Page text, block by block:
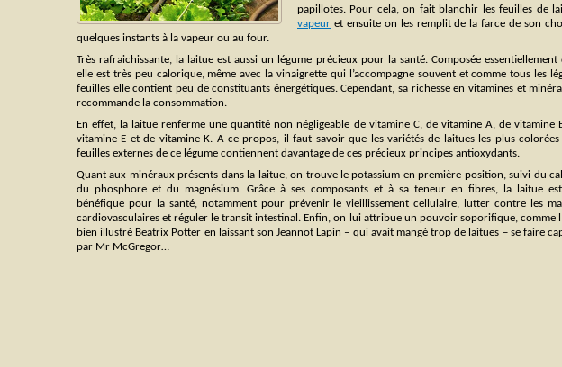
papillotes. Pour cela, on fait blanchir les feuilles de
vapeur et ensuite on les remplit de la farce de son
quelques instants à la vapeur ou au four.
Très rafraichissante, la laitue est aussi un légume précieux pour la santé. Composée essentiellement
elle est très peu calorique, même avec la vinaigrette qui l’accompagne souvent et comme tous les
feuilles elle contient peu de constituants énergétiques. Cependant, sa richesse en vitamines et
recommande la consommation.
En effet, la laitue renferme une quantité non négligeable de vitamine C, de vitamine A, de vitamine
vitamine E et de vitamine K. A ce propos, il faut savoir que les variétés de laitues les plus colorées
feuilles externes de ce légume contiennent davantage de ces précieux principes antioxydants.
Quant aux minéraux présents dans la laitue, on trouve le potassium en première position, suivi du
du phosphore et du magnésium. Grâce à ses composants et à sa teneur en fibres, la laitue
bénéfique pour la santé, notamment pour prévenir le vieillissement cellulaire, lutter contre les
cardiovasculaires et réguler le transit intestinal. Enfin, on lui attribue un pouvoir soporifique, comme
bien illustré Beatrix Potter en laissant son Jeannot Lapin – qui avait mangé trop de laitues – se faire
par Mr McGregor…